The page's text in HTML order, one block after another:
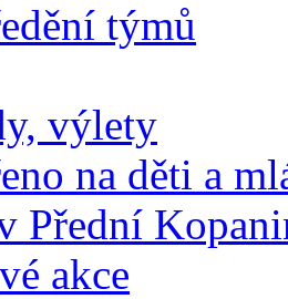
týmů
výlety
na děti a
Přední
akce